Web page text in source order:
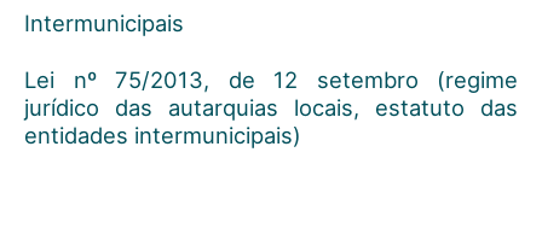
Intermunicipais
Lei nº 75/2013, de 12 setembro (regime
jurídico das autarquias locais, estatuto das
entidades intermunicipais)